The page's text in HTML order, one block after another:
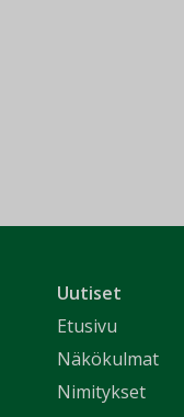
Uutiset
Etusivu
Näkökulmat
Nimitykset